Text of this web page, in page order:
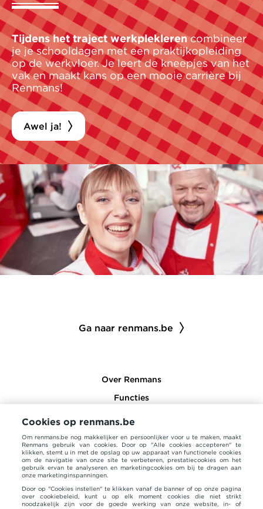
Tijdens het traject werkpleklerencombineer
je je schooldagen met een praktijkopleiding
op de werkvloer. Je leert de kneepjes van het
vak en maakt kans op een mooie carrière bij
Renmans!
Awel ja!
Ga naar renmans.be
Over Renmans
Functies
Opleidingen
Alle vacatures
jobs@renmans.be Bel 0800/90002
Cookies op renmans.be
Om renmans.be nog makkelijker en persoonlijker voor u te maken, maakt
Renmans gebruik van cookies. Door op "Alle cookies accepteren" te
klikken, stemt u in met de opslag op uw apparaat van functionele cookies
om de navigatie van onze site te verbeteren, prestatiecookies om het
gebruik ervan te analyseren en marketingcookies om bij te dragen aan
onze marketinginspanningen.
Door op "Cookies instellen" te klikken vanaf de banner of op onze pagina
over cookiebeleid, kunt u op elk moment cookies die niet strikt
noodzakelijk zijn voor de goede werking van onze website, in- of